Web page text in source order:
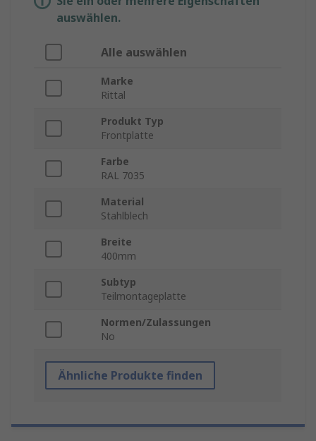
auswählen.
Alle auswählen
Marke
Rittal
Produkt Typ
Frontplatte
Farbe
RAL 7035
Material
Stahlblech
Breite
400mm
Subtyp
Teilmontageplatte
Normen/Zulassungen
No
Ähnliche Produkte finden